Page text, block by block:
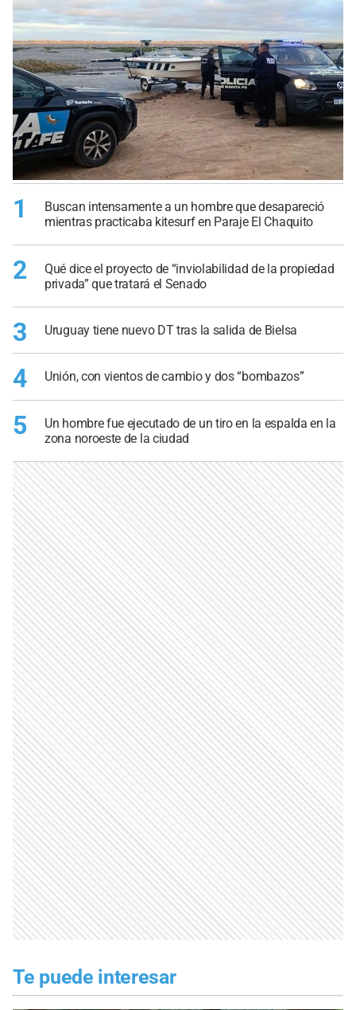
1
Buscan intensamente a un hombre que desapareció
mientras practicaba kitesurf en Paraje El Chaquito
2
Qué dice el proyecto de “inviolabilidad de la propiedad
privada” que tratará el Senado
3 Uruguay tiene nuevo DT tras la salida de Bielsa
4 Unión, con vientos de cambio y dos “bombazos”
5
Un hombre fue ejecutado de un tiro en la espalda en la
zona noroeste de la ciudad
Te puede interesar